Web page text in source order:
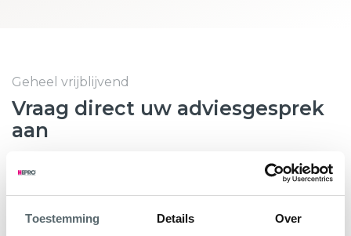
Toestemming Details Over
Geheel vrijblijvend
Vraag direct uw adviesgesprek
aan
Wilt u weten hoeveel subsidie u kunt krijgen voor nieuwe